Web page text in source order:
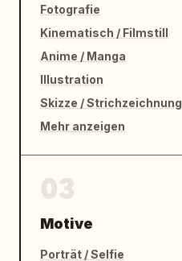
Fotografie
Kinematisch / Filmstill
Anime / Manga
Illustration
Skizze / Strichzeichnung
Mehr anzeigen
Motive
Porträt / Selfie